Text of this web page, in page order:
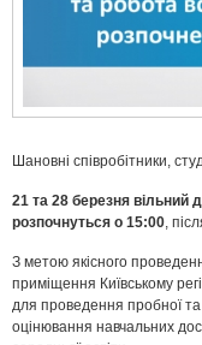
Шановні співробітники,
21 та 28 березня вільний
розпочнуться о 15:00,
З метою якісного
приміщення Київському
для проведення пробної та
оцінювання навчальних